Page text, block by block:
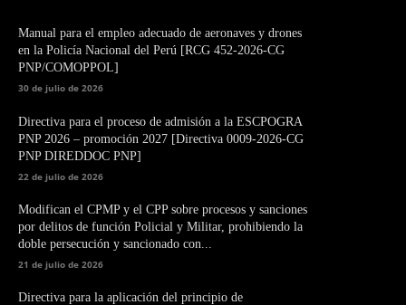
Manual para el empleo adecuado de aeronaves y drones
en la Policía Nacional del Perú [RCG 452-2026-CG
PNP/COMOPPOL]
30 de julio de 2026
Directiva para el proceso de admisión a la ESCPOGRA
PNP 2026 – promoción 2027 [Directiva 0009-2026-CG
PNP DIREDDOC PNP]
22 de julio de 2026
Modifican el CPMP y el CPP sobre procesos y sanciones
por delitos de función Policial y Militar, prohibiendo la
doble persecución y sancionado con...
21 de julio de 2026
Directiva para la aplicación del principio de